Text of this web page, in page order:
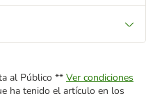
al Público ** Ver condiciones
ha tenido el artículo en los